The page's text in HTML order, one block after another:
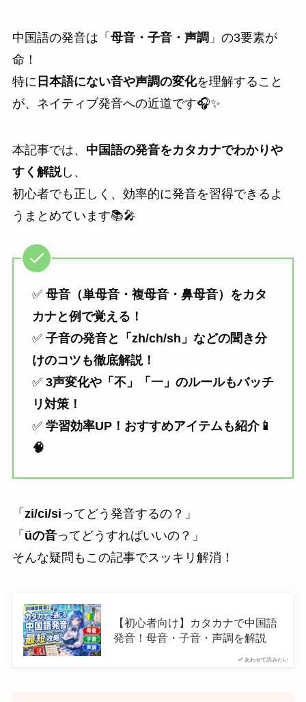
中国語の発音は「 母音・子音・声調 」の3要素が
命！
特に 日本語にない音や声調の変化を理解すること
が、ネイティブ発音への近道です🎧✨
本記事では、 中国語の発音をカタカナでわかりや
すく解説し、
初心者でも正しく、効率的に発音を習得できるよ
うまとめています📚🎤
✅ 母音（単母音・複母音・鼻母音）をカタ
カナと例で覚える！
✅ 子音の発音と「zh/ch/sh」などの聞き分
けのコツも徹底解説！
✅ 3声変化や「不」「一」のルールもバッチ
リ対策！
✅ 学習効率UP！おすすめアイテムも紹介📱
🧠
「 zi/ci/siってどう発音するの？」
「 üの音ってどうすればいいの？」
そんな疑問もこの記事でスッキリ解消！
あわせて読みたい
【初心者向け】カタカナで中国語
発音！母音・子音・声調を解説